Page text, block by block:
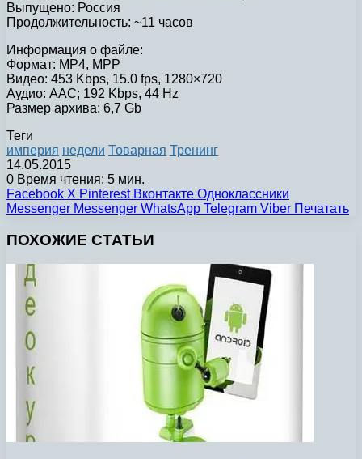
Выпущено: Россия
Продолжительность: ~11 часов
Информация о файле:
Формат: MP4, MPP
Видео: 453 Kbps, 15.0 fps, 1280×720
Аудио: AAC; 192 Kbps, 44 Hz
Размер архива: 6,7 Gb
Теги
империя недели Товарная Тренинг
14.05.2015
0 Время чтения: 5 мин.
Facebook X Pinterest Вконтакте Одноклассники
Messenger Messenger WhatsApp Telegram Viber Печатать
ПОХОЖИЕ СТАТЬИ